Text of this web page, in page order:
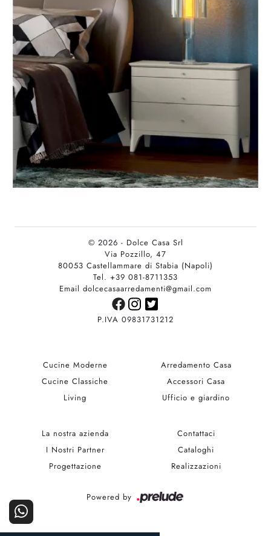
© 2026 - Dolce Casa Srl
Via Pozzillo, 47
80053 Castellammare di Stabia (Napoli)
Tel. +39 081-8711353
Email dolcecasaarredamenti@gmail.com
P.IVA 09831731212
Cucine Moderne
Cucine Classiche
Living
Arredamento Casa
Accessori Casa
Ufficio e giardino
La nostra azienda
I Nostri Partner
Progettazione
Contattaci
Cataloghi
Realizzazioni
Powered by